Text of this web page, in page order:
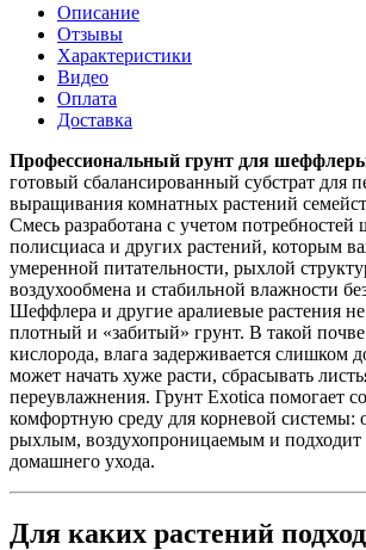
Описание
Отзывы
Характеристики
Видео
Оплата
Доставка
Профессиональный грунт для
готовый сбалансированный субстрат для
выращивания комнатных растений
Смесь разработана с учетом
полисциаса и других растений, которым
умеренной питательности, рыхлой
воздухообмена и стабильной влажности
Шеффлера и другие аралиевые растения
плотный и «забитый» грунт. В такой
кислорода, влага задерживается слишком
может начать хуже расти, сбрасывать
переувлажнения. Грунт Exotica помогает
комфортную среду для корневой системы:
рыхлым, воздухопроницаемым и подходит
домашнего ухода.
Для каких растений